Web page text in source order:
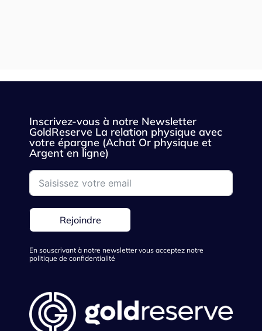
Inscrivez-vous à notre Newsletter
GoldReserve La relation physique avec
votre épargne (Achat Or physique et
Argent en ligne)
Rejoindre
En souscrivant à notre newsletter vous acceptez notre
politique de confidentialité